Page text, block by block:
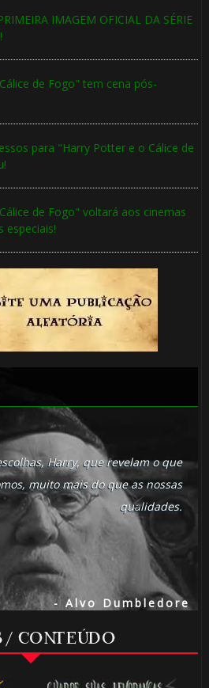
IMAGEM OFICIAL DA SÉRIE
de Fogo" tem cena pós-
para "Harry Potter e o Cálice de
de Fogo" voltará aos cinemas
especiais!
Harry, que revelam o que
muito mais do que as nossas
qualidades.
- Alvo Dumbledore
/ CONTEÚDO
🎂